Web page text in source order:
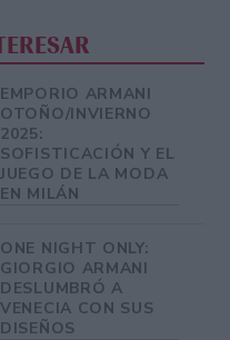
EMPORIO ARMANI
OTOÑO/INVIERNO
2025:
SOFISTICACIÓN Y EL
JUEGO DE LA MODA
EN MILÁN
ONE NIGHT ONLY:
GIORGIO ARMANI
DESLUMBRÓ A
VENECIA CON SUS
DISEÑOS